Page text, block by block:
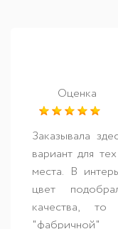
Оценка
Заказывала
вариант для
места. В
цвет
качества, то